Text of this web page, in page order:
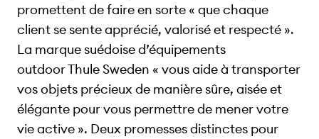
promettent de faire en sorte « que chaque
client se sente apprécié, valorisé et respecté ».
La marque suédoise d’équipements
outdoor Thule Sweden « vous aide à transporter
vos objets précieux de manière sûre, aisée et
élégante pour vous permettre de mener votre
vie active ». Deux promesses distinctes pour